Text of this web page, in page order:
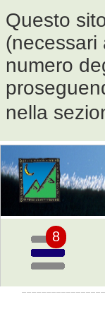
Questo
(necessari
numero
nella
Pagina
iniziale
8